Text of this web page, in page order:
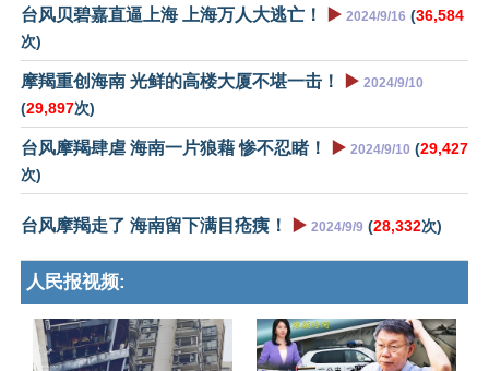
台风贝碧嘉直逼上海 上海万人大逃亡！ ▶️ 2024/9/16 (36,584
次)
摩羯重创海南 光鲜的高楼大厦不堪一击！ ▶️ 2024/9/10
(29,897次)
台风摩羯肆虐 海南一片狼藉 惨不忍睹！ ▶️ 2024/9/10 (29,427
次)
台风摩羯走了 海南留下满目疮痍！ ▶️ 2024/9/9 (28,332次)
人民报视频: